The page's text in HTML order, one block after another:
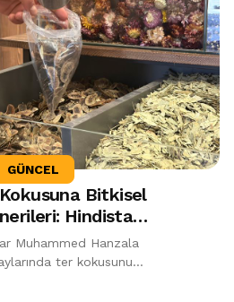
GÜNCEL
Kokusuna Bitkisel
Hindistan
ve Lavanta Öne
Çıkıyor
Muhammed Hanzala
ter kokusunu
olabilecek bitkisel